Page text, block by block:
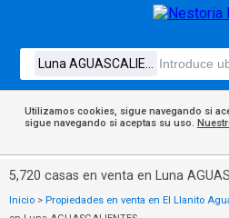
Utilizamos cookies, sigue navegando si
sigue navegando si aceptas su uso.
5,720 casas en venta en Luna
Inicio > Propiedades en venta en El Llanito